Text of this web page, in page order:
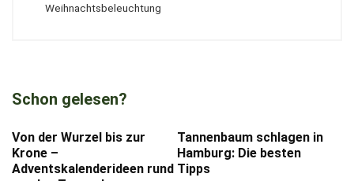
Weihnachtsbeleuchtung
Schon gelesen?
Von der Wurzel bis zur
Krone –
Adventskalenderideen rund
Tannenbaum schlagen in
Hamburg: Die besten
Tipps